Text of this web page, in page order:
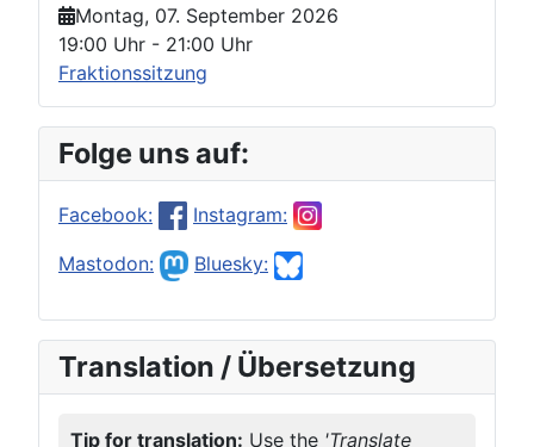
Montag, 07. September 2026
19:00 Uhr - 21:00 Uhr
Fraktionssitzung
Folge uns auf:
Facebook: Instagram:
Mastodon: Bluesky:
Translation / Übersetzung
Tip for translation: Use the 'Translate